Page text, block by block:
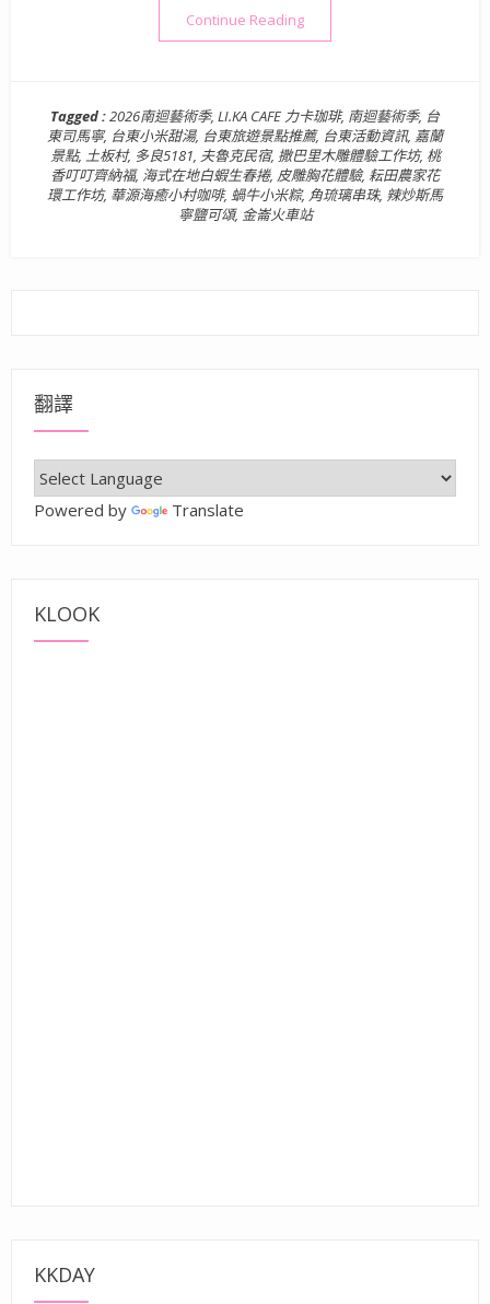
Continue Reading“2026南迴藝術季行程景點
Tagged :2026南迴藝術季, LI.KA CAFE 力卡珈琲, 南迴藝術季, 台
東司馬寧, 台東小米甜湯, 台東旅遊景點推薦, 台東活動資訊, 嘉蘭
景點, 土板村, 多良5181, 夫魯克民宿, 撒巴里木雕體驗工作坊, 桃
香叮叮齊納福, 海式在地白蝦生春捲, 皮雕胸花體驗, 耘田農家花
環工作坊, 華源海癒小村咖啡, 蝸牛小米粽, 角琉璃串珠, 辣炒斯馬
寧鹽可頌, 金崙火車站
翻譯
Powered by Translate
KLOOK
KKDAY